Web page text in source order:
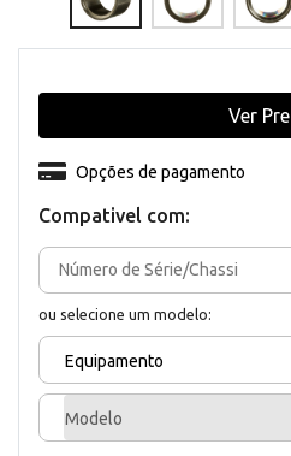
Compativel com:
ou selecione um modelo:
Equipamento
Modelo
Opções de pagamento
Ver